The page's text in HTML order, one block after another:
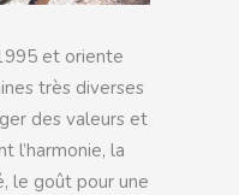
et oriente
très diverses
des valeurs et
l’harmonie, la
le goût pour une